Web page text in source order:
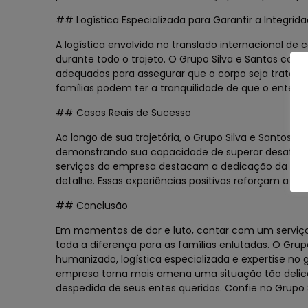
## Logística Especializada para Garantir a
A logística envolvida no translado internacional de
durante todo o trajeto. O Grupo Silva e Santos
adequados para assegurar que o corpo seja
famílias podem ter a tranquilidade de que o ente
## Casos Reais de Sucesso
Ao longo de sua trajetória, o Grupo Silva e Santos
demonstrando sua capacidade de superar
serviços da empresa destacam a dedicação da
detalhe. Essas experiências positivas reforçam a
## Conclusão
Em momentos de dor e luto, contar com um
toda a diferença para as famílias enlutadas. O
humanizado, logística especializada e expertise
empresa torna mais amena uma situação tão
despedida de seus entes queridos. Confie no